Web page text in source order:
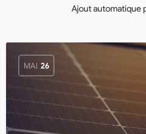
Ajout automatique
MAI 26